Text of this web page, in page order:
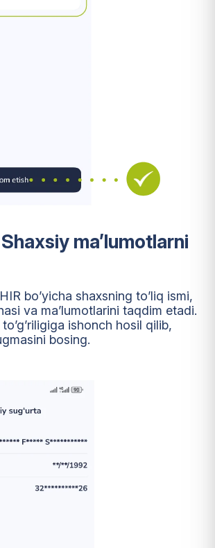
ma’lumotlarni
bo’yicha shaxsning to’liq ismi,
va ma’lumotlarini taqdim etadi.
ishonch hosil qilib,
bosing.